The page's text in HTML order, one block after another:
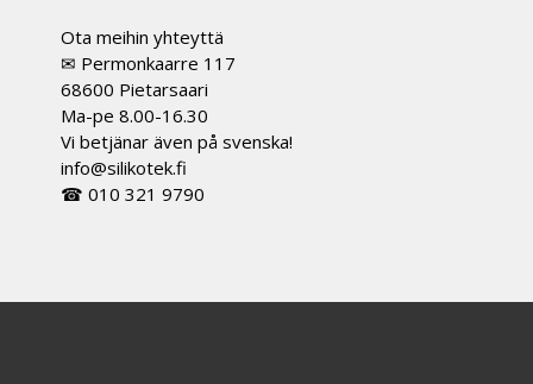
Ota meihin yhteyttä
✉ Permonkaarre 117
68600 Pietarsaari
Ma-pe 8.00-16.30
Vi betjänar även på svenska!
info@silikotek.fi
☎ 010 321 9790